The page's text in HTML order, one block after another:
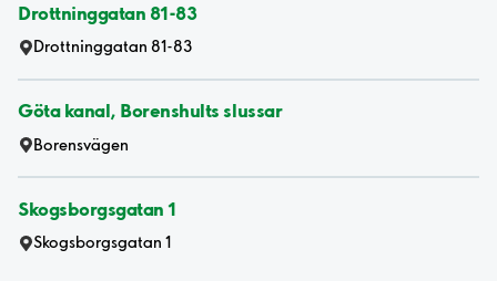
Drottninggatan 81-83
Drottninggatan 81-83
Göta kanal, Borenshults slussar
Borensvägen
Skogsborgsgatan 1
Skogsborgsgatan 1